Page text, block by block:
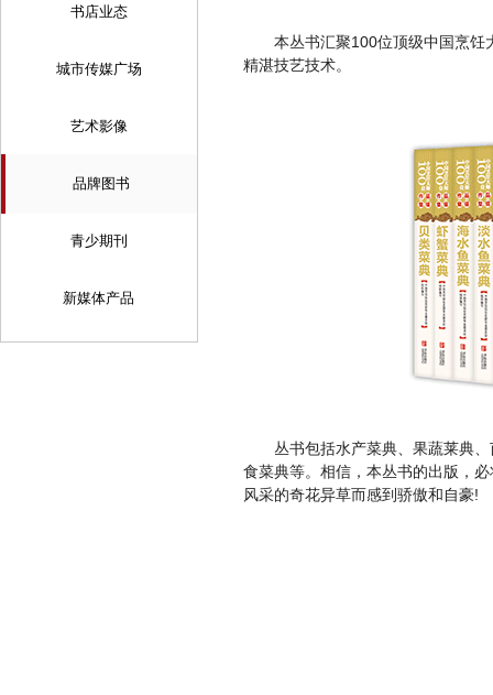
书店业态
城市传媒广场
艺术影像
品牌图书
青少期刊
新媒体产品
本丛书汇聚100位顶级中国烹饪
精湛技艺技术。
丛书包括水产菜典、果蔬莱典
食菜典等。相信，本丛书的出版，
风采的奇花异草而感到骄傲和自豪!